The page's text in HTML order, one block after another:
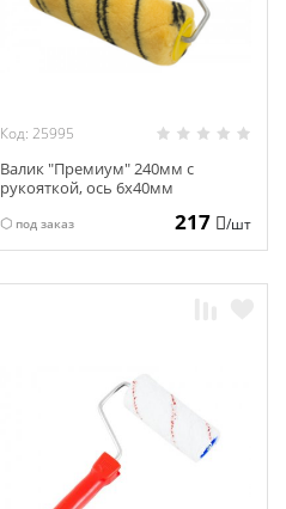
Код: 25995
Валик "Премиум" 240мм с
рукояткой, ось 6х40мм
под заказ 217 /шт